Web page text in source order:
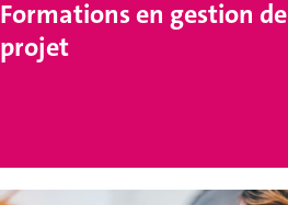
Formations en gestion de
projet